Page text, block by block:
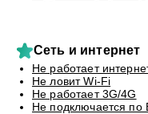
Сеть и интернет
Не работает
Не ловит Wi-Fi
Не работает 3G/4G
Не подключается по